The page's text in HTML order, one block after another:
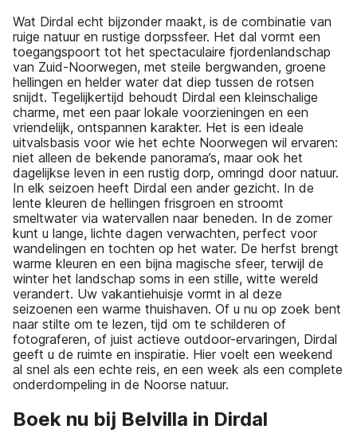
Wat Dirdal echt bijzonder maakt, is de combinatie van
ruige natuur en rustige dorpssfeer. Het dal vormt een
toegangspoort tot het spectaculaire fjordenlandschap
van Zuid-Noorwegen, met steile bergwanden, groene
hellingen en helder water dat diep tussen de rotsen
snijdt. Tegelijkertijd behoudt Dirdal een kleinschalige
charme, met een paar lokale voorzieningen en een
vriendelijk, ontspannen karakter. Het is een ideale
uitvalsbasis voor wie het echte Noorwegen wil ervaren:
niet alleen de bekende panorama’s, maar ook het
dagelijkse leven in een rustig dorp, omringd door natuur.
In elk seizoen heeft Dirdal een ander gezicht. In de
lente kleuren de hellingen frisgroen en stroomt
smeltwater via watervallen naar beneden. In de zomer
kunt u lange, lichte dagen verwachten, perfect voor
wandelingen en tochten op het water. De herfst brengt
warme kleuren en een bijna magische sfeer, terwijl de
winter het landschap soms in een stille, witte wereld
verandert. Uw vakantiehuisje vormt in al deze
seizoenen een warme thuishaven. Of u nu op zoek bent
naar stilte om te lezen, tijd om te schilderen of
fotograferen, of juist actieve outdoor-ervaringen, Dirdal
geeft u de ruimte en inspiratie. Hier voelt een weekend
al snel als een echte reis, en een week als een complete
onderdompeling in de Noorse natuur.
Boek nu bij Belvilla in Dirdal